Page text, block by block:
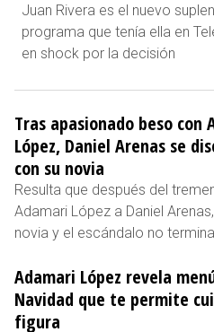
Juan Rivera es el nuevo
programa que tenía ella en
en shock por la decisión
Tras apasionado beso con
López, Daniel Arenas se
con su novia
Resulta que después del
Adamari López a Daniel
novia y el escándalo no termina
Adamari López revela
Navidad que te permite
figura